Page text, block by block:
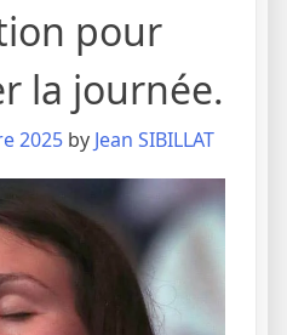
pour
la journée.
2025 by Jean SIBILLAT